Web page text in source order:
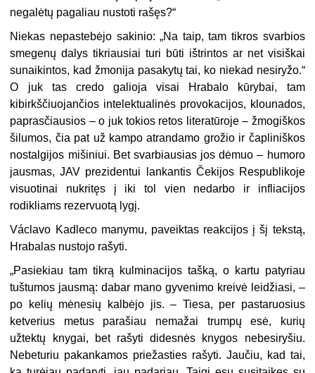
negalėtų pagaliau nustoti rašęs?“
Niekas nepastebėjo sakinio: „Na taip, tam tikros svarbios
smegenų dalys tikriausiai turi būti ištrintos ar net visiškai
sunaikintos, kad žmonija pasakytų tai, ko niekad nesiryžo.“
O juk tas credo galioja visai Hrabalo kūrybai, tam
kibirkščiuojančios intelektualinės provokacijos, klounados,
paprasčiausios – o juk tokios retos literatūroje – žmogiškos
šilumos, čia pat už kampo atrandamo grožio ir čapliniškos
nostalgijos mišiniui. Bet svarbiausias jos dėmuo – humoro
jausmas, JAV prezidentui lankantis Čekijos Respublikoje
visuotinai nukritęs į iki tol vien nedarbo ir infliacijos
rodikliams rezervuotą lygį.
Václavo Kadleco manymu, paveiktas reakcijos į šį tekstą,
Hrabalas nustojo rašyti.
„Pasiekiau tam tikrą kulminacijos tašką, o kartu patyriau
tuštumos jausmą: dabar mano gyvenimo kreivė leidžiasi, –
po kelių mėnesių kalbėjo jis. – Tiesa, per pastaruosius
ketverius metus parašiau nemažai trumpų esė, kurių
užtektų knygai, bet rašyti didesnės knygos nebesiryšiu.
Nebeturiu pakankamos priežasties rašyti. Jaučiu, kad tai,